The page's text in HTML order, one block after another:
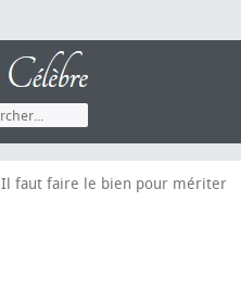
Il faut faire le bien pour mériter